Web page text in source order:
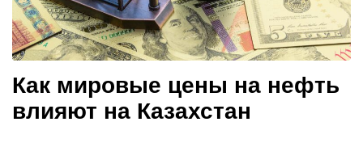
Как мировые цены на нефть
влияют на Казахстан